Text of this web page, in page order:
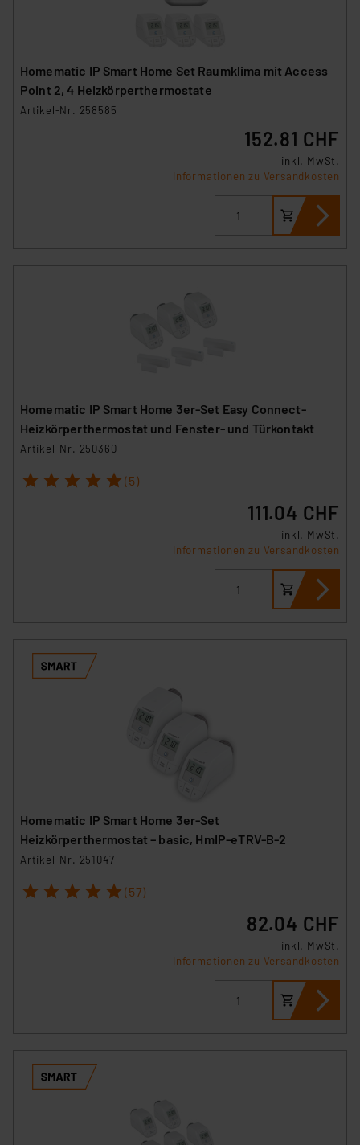
Datenschutzerklärung
Homematic IP Smart Home Set Raumklima mit Access
Point 2, 4 Heizkörperthermostate
Artikel-Nr. 258585
152.81 CHF
inkl. MwSt.
Informationen zu Versandkosten
Homematic IP Smart Home 3er-Set Easy Connect-
Heizkörperthermostat und Fenster- und Türkontakt
Artikel-Nr. 250360
1 2 3 4 5 (5)
111.04 CHF
inkl. MwSt.
Informationen zu Versandkosten
Homematic IP Smart Home 3er-Set
Heizkörperthermostat – basic, HmIP-eTRV-B-2
Artikel-Nr. 251047
1 2 3 4 5 (57)
82.04 CHF
inkl. MwSt.
Informationen zu Versandkosten